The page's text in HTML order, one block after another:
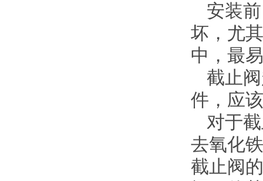
安装前
坏，尤
中，最
截止阀
件，应
对于截
去氧化
截止阀